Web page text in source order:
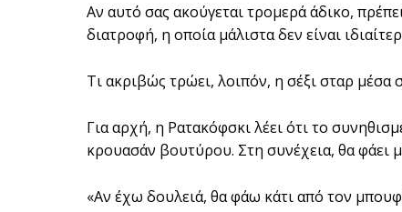
Αν αυτό σας ακούγεται τρομερά άδικο,
διατροφή, η οποία μάλιστα δεν είναι
Τι ακριβώς τρώει, λοιπόν, η σέξι σταρ μέσα
Για αρχή, η Ρατακόφσκι λέει ότι το
κρουασάν βουτύρου. Στη συνέχεια, θα φάει
«Αν έχω δουλειά, θα φάω κάτι από τον